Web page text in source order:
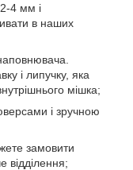
2-4 мм і
в наших
і липучку, яка
мішка;
і зручною
замовити
відділення;